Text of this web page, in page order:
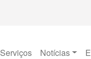
Serviços Notícias